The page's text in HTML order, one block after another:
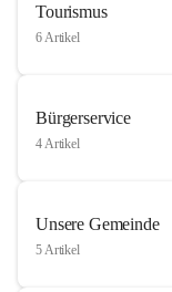
Tourismus
6 Artikel
Bürgerservice
4 Artikel
Unsere Gemeinde
5 Artikel